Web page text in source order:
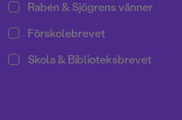
Rabén & Sjögrens vänner
Förskolebrevet
Skola & Biblioteksbrevet